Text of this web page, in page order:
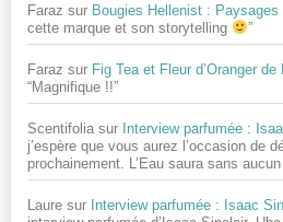
Faraz sur Bougies Hellenist : Paysages
cette marque et son storytelling
”
Faraz sur Fig Tea et Fleur d’Oranger
“Magnifique !!”
Scentifolia sur Interview parfumée :
j’espère que vous aurez l’occasion de
prochainement. L’Eau saura sans
Laure sur Interview parfumée : Isaac